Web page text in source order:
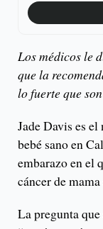
Los médicos le
que la
lo fuerte que
Jade Davis es
bebé sano en
embarazo en el
cáncer de
La pregunta